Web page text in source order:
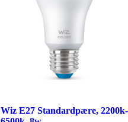
Wiz E27 Standardpære, 2200k-